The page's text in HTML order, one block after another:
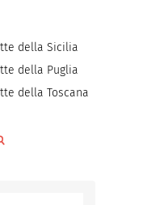
della Sicilia
della Puglia
della Toscana